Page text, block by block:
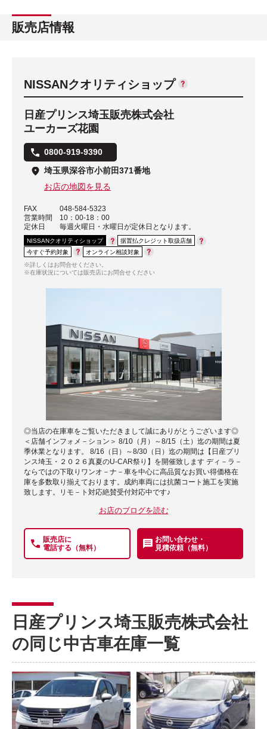
販売店情報
NISSANクオリティショップ
日産プリンス埼玉販売株式会社
ユーカーズ花園
0800-919-9390
埼玉県深谷市小前田371番地
お店の地図を見る
FAX
048-584-5323
営業時間
10：00-18：00
定休日
毎週火曜日・水曜日が定休日となります。
NISSANクオリティショップ
据置払クレジット取扱店舗
今すぐ予約対象
オンライン相談対象
※詳しくはお問合せください。
※在庫状況については販売店にお問合せください
◎当店の在庫車をご覧いただきまして誠にありがとうございます◎
＜店舗インフォメ－ション＞ 8/10（月）～8/15（土）迄の期間は夏
季休業となります。 8/16（日）～8/30（日）迄の期間は【日産プリ
ンス埼玉・２０２６真夏のU-CAR祭り】を開催致します ディ－ラ－
ならではの下取りワンオ－ナ－車を中心に高品質なお買い得価格在
庫を多数取り揃えております。成約車両には抗菌コート施工を実施
致します。リモ－ト対応絶賛受付対応中です♪
お店のブログを読む
販売店に
電話する（無料）
お問い合わせ・
見積依頼（無料）
日産プリンス埼玉販売株式会社
の同じ中古車在庫一覧